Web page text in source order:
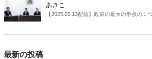
あきこ...
【2025.05.13配信】政策の最大の争点の１
よいのが社会保障のこれからのあり方だ。
最新の投稿